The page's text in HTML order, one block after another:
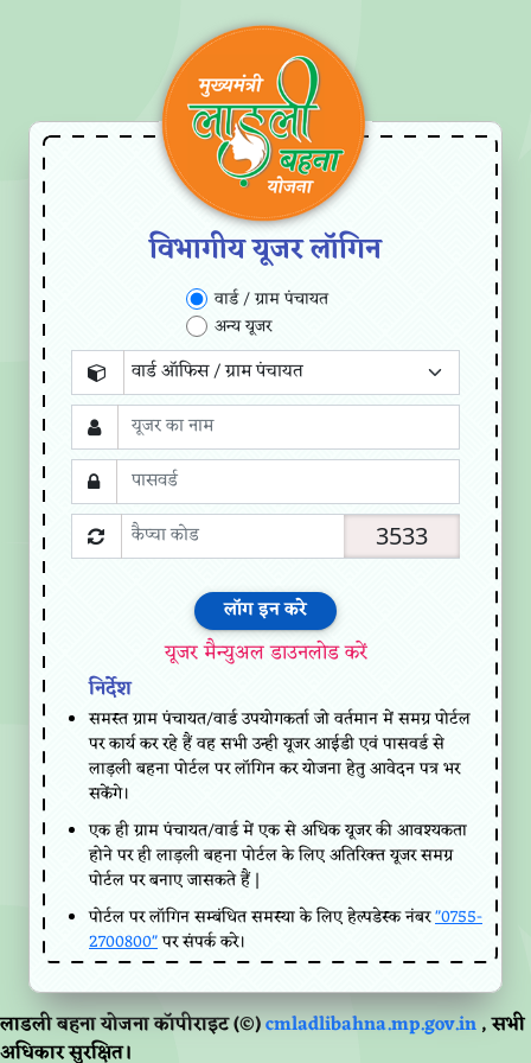
विभागीय यूजर लॉगिन
वार्ड / ग्राम पंचायत
अन्य यूजर
3533
यूजर मैन्युअल डाउनलोड करें
निर्देश
समस्त ग्राम पंचायत/वार्ड उपयोगकर्ता जो वर्तमान में समग्र पोर्टल
पर कार्य कर रहे हैं वह सभी उन्ही यूजर आईडी एवं पासवर्ड से
लाड़ली बहना पोर्टल पर लॉगिन कर योजना हेतु आवेदन पत्र भर
सकेंगे।
एक ही ग्राम पंचायत/वार्ड में एक से अधिक यूजर की आवश्यकता
होने पर ही लाड़ली बहना पोर्टल के लिए अतिरिक्त यूजर समग्र
पोर्टल पर बनाए जासकते हैं |
पोर्टल पर लॉगिन सम्बंधित समस्या के लिए हेल्पडेस्क नंबर"0755-
2700800"पर संपर्क करे।
लाडली बहना योजना कॉपीराइट (©)cmladlibahna.mp.gov.in, सभी
अधिकार सुरक्षित।